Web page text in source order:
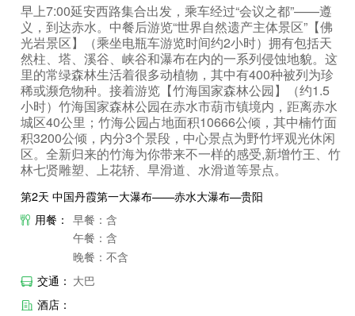
早上7:00延安西路集合出发，乘车经过“会议之都”——遵
义，到达赤水。中餐后游览“世界自然遗产主体景区”【佛
光岩景区】（乘坐电瓶车游览时间约2小时）拥有包括天
然柱、塔、溪谷、峡谷和瀑布在内的一系列侵蚀地貌。这
里的常绿森林生活着很多动植物，其中有400种被列为珍
稀或濒危物种。接着游览【竹海国家森林公园】（约1.5
小时）竹海国家森林公园在赤水市葫市镇境内，距离赤水
城区40公里；竹海公园占地面积10666公倾，其中楠竹面
积3200公倾，内分3个景段，中心景点为野竹坪观光休闲
区。全新归来的竹海为你带来不一样的感受,新增竹王、竹
林七贤雕塑、上花轿、旱滑道、水滑道等景点。​
第2天 中国丹霞第一大瀑布——赤水大瀑布—贵阳
用餐： 早餐：含
午餐：含
晚餐：不含
交通： 大巴
酒店：